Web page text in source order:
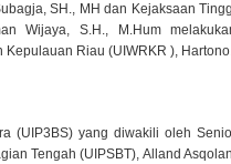
SH., MH dan Kejaksaan
Wijaya, S.H., M.Hum
Riau (UIWRKR ),
(UIP3BS) yang diwakili oleh
Tengah (UIPSBT), Alland